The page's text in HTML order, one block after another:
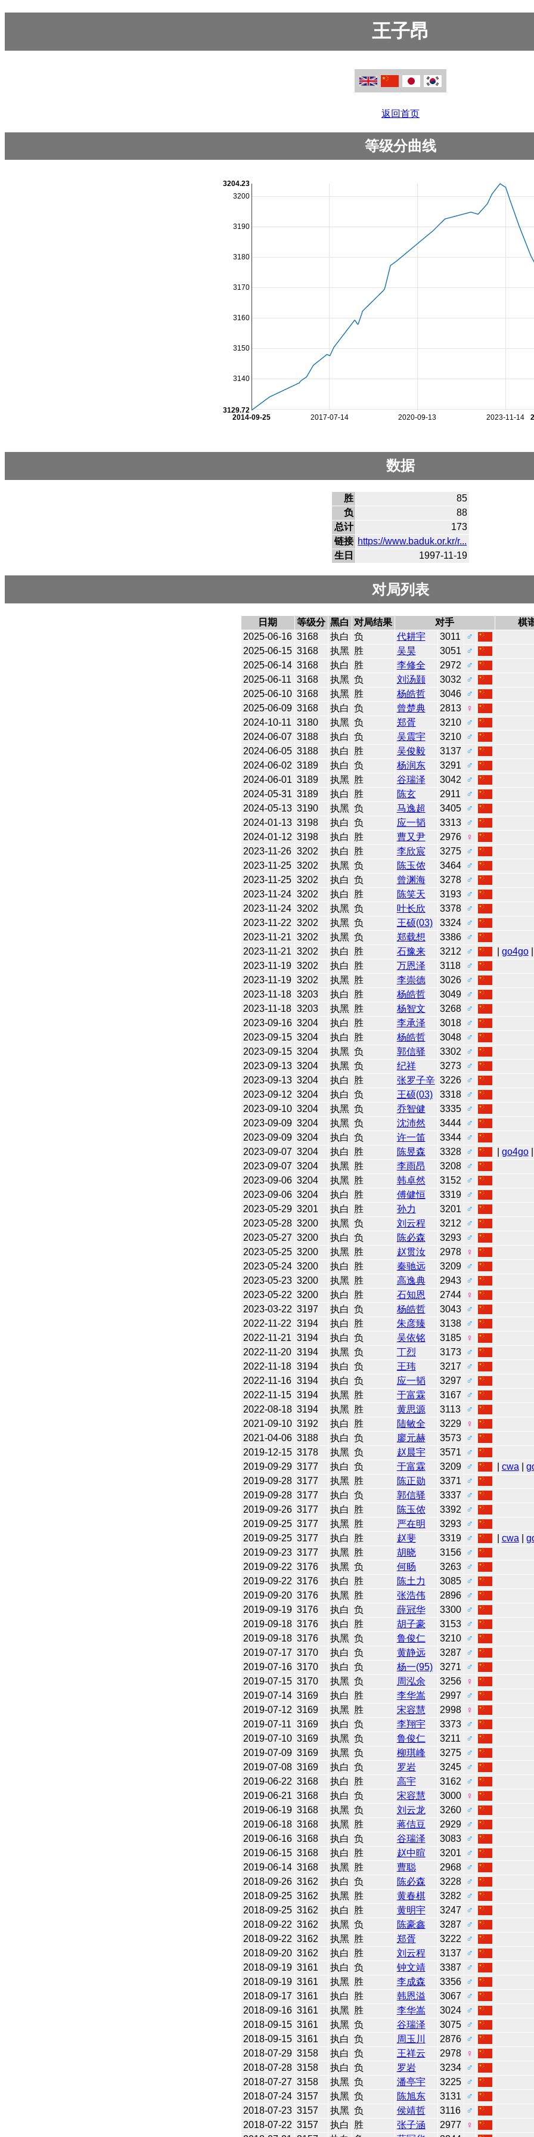
王子昂
返回首页
等级分曲线
2017-07-14 2020-09-13 2023-11-14
2014-09-25
3140
3150
3160
3170
3180
3190
3200
3129.72
3204.23
数据
胜
85
负
88
总计
173
链接 https://www.baduk.or.kr/r...
生日
1997-11-19
对局列表
日期 等级分 黑白 对局结果 对手
棋
2025-06-16 3168 执白 负 代耕宇 3011
♂
2025-06-15 3168 执黑 胜 吴昊 3051
♂
2025-06-14 3168 执白 胜 李修全 2972
♂
2025-06-11 3168 执黑 负 刘汤颢 3032
♂
2025-06-10 3168 执黑 胜 杨皓哲 3046
♂
2025-06-09 3168 执白 负 曾楚典 2813
♀
2024-10-11 3180 执黑 负 郑胥 3210
♂
2024-06-07 3188 执白 负 吴震宇 3210
♂
2024-06-05 3188 执白 胜 吴俊毅 3137
♂
2024-06-02 3189 执白 负 杨润东 3291
♂
2024-06-01 3189 执黑 胜 谷瑞泽 3042
♂
2024-05-31 3189 执白 胜 陈玄 2911
♂
2024-05-13 3190 执黑 负 马逸超 3405
♂
2024-01-13 3198 执白 负 应一韬 3313
♂
2024-01-12 3198 执白 胜 曹又尹 2976
♀
2023-11-26 3202 执白 胜 李欣宸 3275
♂
2023-11-25 3202 执黑 负 陈玉侬 3464
♂
2023-11-25 3202 执白 负 曾渊海 3278
♂
2023-11-24 3202 执白 胜 陈笑天 3193
♂
2023-11-24 3202 执黑 负 叶长欣 3378
♂
2023-11-22 3202 执黑 负 王硕(03) 3324
♂
2023-11-21 3202 执黑 负 郑载想 3386
♂
2023-11-21 3202 执白 胜 石豫来 3212 ♂ go4go|
2023-11-19 3202 执白 胜 万恩泽 3118
♂
2023-11-19 3202 执黑 胜 李崇德 3026
♂
2023-11-18 3203 执白 胜 杨皓哲 3049
♂
2023-11-18 3203 执黑 胜 杨智文 3268
♂
2023-09-16 3204 执白 胜 李承泽 3018
♂
2023-09-15 3204 执白 胜 杨皓哲 3048
♂
2023-09-15 3204 执黑 负 郭信驿 3302
♂
2023-09-13 3204 执黑 负 纪祥 3273
♂
2023-09-13 3204 执白 胜 张罗子辛 3226
♂
2023-09-12 3204 执白 负 王硕(03) 3318
♂
2023-09-10 3204 执黑 负 乔智健 3335
♂
2023-09-09 3204 执黑 负 沈沛然 3444
♂
2023-09-09 3204 执白 负 许一笛 3344
♂
2023-09-07 3204 执白 胜 陈昱森 3328 ♂ go4go|
2023-09-07 3204 执黑 胜 李雨昂 3208
♂
2023-09-06 3204 执黑 胜 韩卓然 3152
♂
2023-09-06 3204 执白 胜 傅健恒 3319
♂
2023-05-29 3201 执白 胜 孙力 3201
♂
2023-05-28 3200 执黑 负 刘云程 3212
♂
2023-05-27 3200 执白 负 陈必森 3293
♂
2023-05-25 3200 执黑 胜 赵贯汝 2978
♀
2023-05-24 3200 执白 胜 秦驰远 3209
♂
2023-05-23 3200 执黑 胜 高逸典 2943
♂
2023-05-22 3200 执白 胜 石知恩 2744
♀
2023-03-22 3197 执白 负 杨皓哲 3043
♂
2022-11-22 3194 执白 胜 朱彦臻 3138
♂
2022-11-21 3194 执白 负 吴依铭 3185
♀
2022-11-20 3194 执黑 负 丁烈 3173
♂
2022-11-18 3194 执白 负 王玮 3217
♂
2022-11-16 3194 执白 负 应一韬 3297
♂
2022-11-15 3194 执黑 胜 于富霖 3167
♂
2022-08-18 3194 执黑 胜 黄思源 3113
♂
2021-09-10 3192 执白 胜 陆敏全 3229
♀
2021-04-06 3188 执白 负 廖元赫 3573
♂
2019-12-15 3178 执黑 负 赵晨宇 3571
♂
2019-09-29 3177 执白 负 于富霖 3209 ♂ cwa
2019-09-28 3177 执黑 胜 陈正勋 3371
♂
2019-09-28 3177 执白 负 郭信驿 3337
♂
2019-09-26 3177 执白 胜 陈玉侬 3392
♂
2019-09-25 3177 执黑 胜 严在明 3293
♂
2019-09-25 3177 执白 胜 赵斐 3319 ♂ cwa
2019-09-23 3177 执黑 胜 胡晓 3156
♂
2019-09-22 3176 执黑 负 何旸 3263
♂
2019-09-22 3176 执白 胜 陈土力 3085
♂
2019-09-20 3176 执黑 胜 张浩伟 2896
♂
2019-09-19 3176 执白 负 薛冠华 3300
♂
2019-09-18 3176 执白 胜 胡子豪 3153
♂
2019-09-18 3176 执黑 负 鲁俊仁 3210
♂
2019-07-17 3170 执白 负 黄静远 3287
♂
2019-07-16 3170 执白 负 杨一(95) 3271
♂
2019-07-15 3170 执黑 负 周泓余 3256
♀
2019-07-14 3169 执白 胜 李华嵩 2997
♂
2019-07-12 3169 执黑 胜 宋容慧 2998
♀
2019-07-11 3169 执白 负 李翔宇 3373
♂
2019-07-10 3169 执黑 负 鲁俊仁 3211
♂
2019-07-09 3169 执黑 负 柳琪峰 3275
♂
2019-07-08 3169 执白 负 罗岩 3245
♂
2019-06-22 3168 执白 胜 高宇 3162
♂
2019-06-21 3168 执白 负 宋容慧 3000
♀
2019-06-19 3168 执黑 负 刘云龙 3260
♂
2019-06-18 3168 执黑 胜 蒋佶豆 2929
♂
2019-06-16 3168 执白 负 谷瑞泽 3083
♂
2019-06-15 3168 执白 胜 赵中暄 3201
♂
2019-06-14 3168 执黑 胜 曹聪 2968
♂
2018-09-26 3162 执白 负 陈必森 3228
♂
2018-09-25 3162 执黑 胜 黄春棋 3282
♂
2018-09-25 3162 执白 胜 黄明宇 3247
♂
2018-09-22 3162 执黑 负 陈豪鑫 3287
♂
2018-09-22 3162 执黑 胜 郑胥 3222
♂
2018-09-20 3162 执白 胜 刘云程 3137
♂
2018-09-19 3161 执白 负 钟文靖 3387
♂
2018-09-19 3161 执黑 胜 李成森 3356
♂
2018-09-17 3161 执白 胜 韩恩溢 3067
♂
2018-09-16 3161 执黑 胜 李华嵩 3024
♂
2018-09-15 3161 执黑 负 谷瑞泽 3075
♂
2018-09-15 3161 执白 负 周玉川 2876
♂
2018-07-29 3158 执白 负 王祥云 2978
♀
2018-07-28 3158 执白 负 罗岩 3234
♂
2018-07-27 3158 执黑 负 潘亭宇 3225
♂
2018-07-24 3157 执黑 负 陈旭东 3131
♂
2018-07-23 3157 执黑 负 侯靖哲 3116
♂
2018-07-22 3157 执白 胜 张子涵 2977
♀